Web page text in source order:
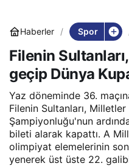
Haberler Spor
Filenin
geçip Dünya
Yaz döneminde 36.
Filenin Sultanları,
Şampiyonluğu'nun
bileti alarak kapattı. A
olimpiyat elemelerinin
yenerek üst üste 22.